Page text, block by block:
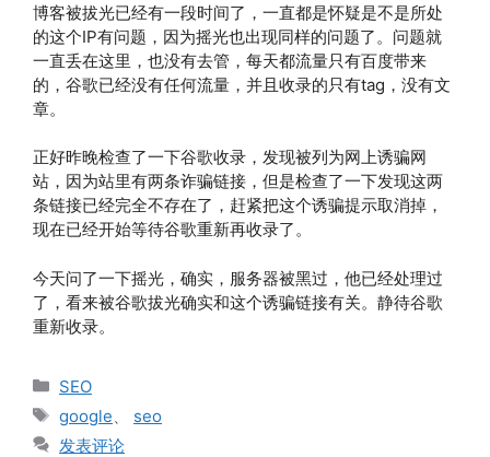
博客被拔光已经有一段时间了，一直都是怀疑是不是所处
的这个IP有问题，因为摇光也出现同样的问题了。问题就
一直丢在这里，也没有去管，每天都流量只有百度带来
的，谷歌已经没有任何流量，并且收录的只有tag，没有文
章。
正好昨晚检查了一下谷歌收录，发现被列为网上诱骗网
站，因为站里有两条诈骗链接，但是检查了一下发现这两
条链接已经完全不存在了，赶紧把这个诱骗提示取消掉，
现在已经开始等待谷歌重新再收录了。
今天问了一下摇光，确实，服务器被黑过，他已经处理过
了，看来被谷歌拔光确实和这个诱骗链接有关。静待谷歌
重新收录。
分
SEO
标
签
google
seo
发表评论